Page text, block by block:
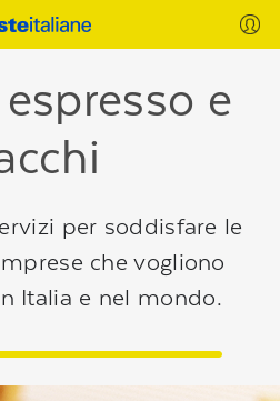
e
per soddisfare le
che vogliono
Italia e nel mondo.